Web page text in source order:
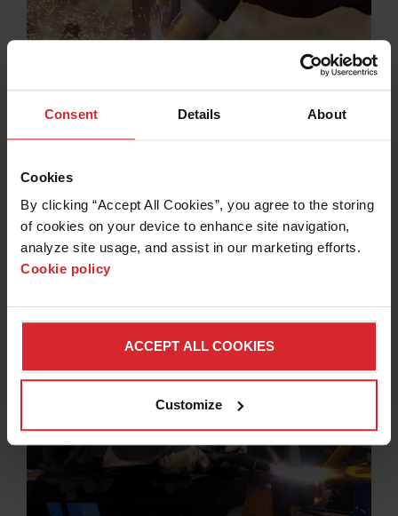
Consent Details About
Cookies
By clicking “Accept All Cookies”, you agree to the storing
of cookies on your device to enhance site navigation,
analyze site usage, and assist in our marketing efforts.
Cookie policy
ACCEPT ALL COOKIES
Customize
Corte rente
Powermax
saliências, acessórios soldados, parafusos e outros
elementos anexos a superfícies de metal, tudo isso
sem cortar o material de base.
Saiba mais